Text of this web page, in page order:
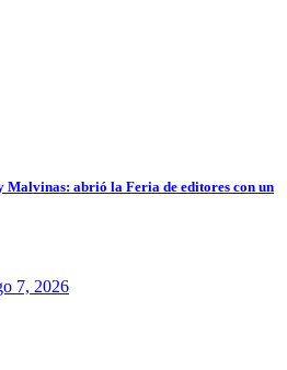
abrió la Feria de editores con un
7, 2026